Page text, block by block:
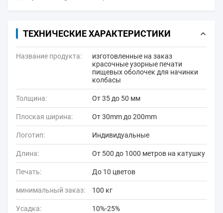
ТЕХНИЧЕСКИЕ ХАРАКТЕРИСТИКИ
Название продукта:
изготовленные на заказ
красочные узорные печати
пищевых оболочек для начинки
колбасы
Толщина: От 35 до 50 мм
Плоская ширина: От 30mm до 200mm
Логотип: Индивидуальные
Длина: От 500 до 1000 метров на катушку
Печать: До 10 цветов
минимальный заказ: 100 кг
Усадка: 10%-25%